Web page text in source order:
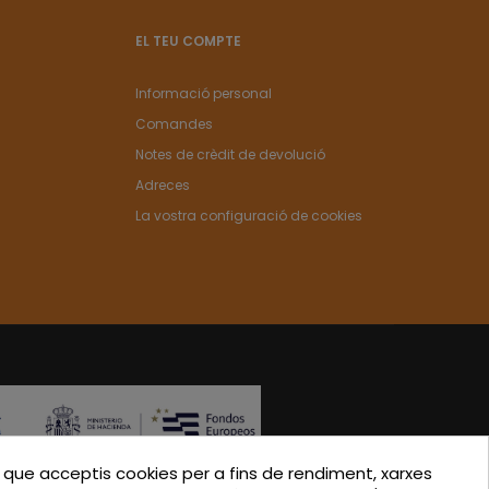
EL TEU COMPTE
Informació personal
Comandes
Notes de crèdit de devolució
Adreces
La vostra configuració de cookies
acceptis cookies per a fins de rendiment, xarxes